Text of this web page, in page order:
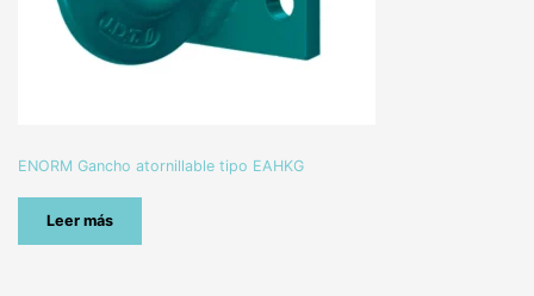
ENORM Gancho atornillable tipo EAHKG
Leer más